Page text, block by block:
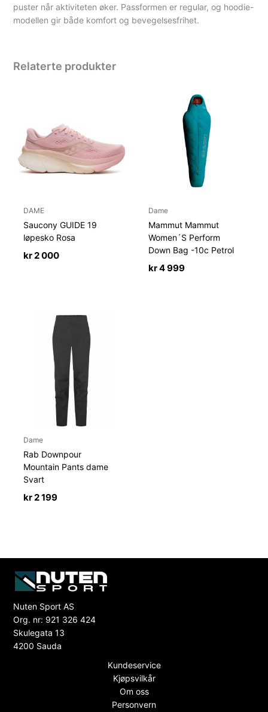
puster når aktiviteten øker. Passformen er regular, og hoodie-
modellen gir både komfort og bevegelsesfrihet.
Relaterte produkter
DAME
Saucony GUIDE 19
løpesko Rosa
kr 2 000
Dame
Mammut Mammut
Women´S Perform
Down Bag -10c Petrol
kr4 999
Dame
Rab Downpour
Mountain Pants dame
Svart
kr2 199
Nuten Sport AS
Org. nr: 921 326 424
Skulegata 13
4200 Sauda
Kundeservice
Kjøpsvilkår
Om oss
Personvern